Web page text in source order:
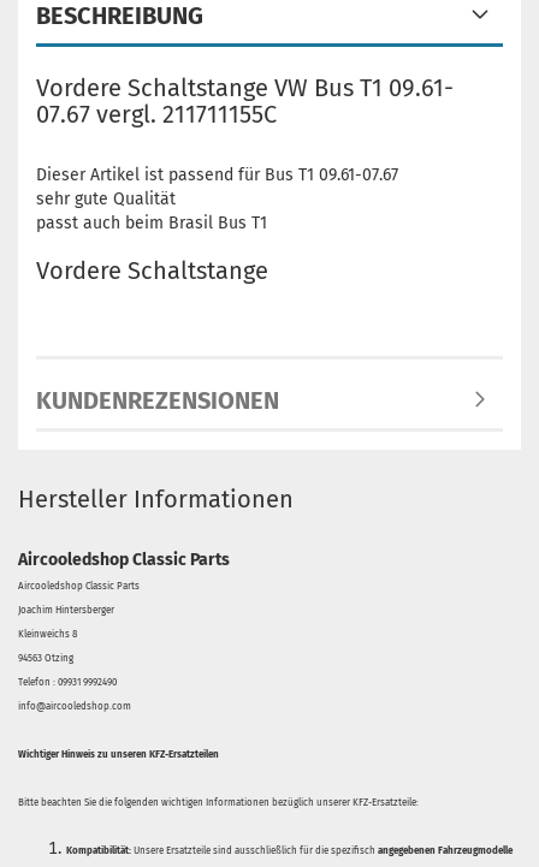
BESCHREIBUNG
Vordere Schaltstange VW Bus T1 09.61-
07.67 vergl. 211711155C
Dieser Artikel ist passend für Bus T1 09.61-07.67
sehr gute Qualität
passt auch beim Brasil Bus T1
Vordere Schaltstange
KUNDENREZENSIONEN
Hersteller Informationen
Aircooledshop Classic Parts
Aircooledshop Classic Parts
Joachim Hintersberger
Kleinweichs 8
94563 Otzing
Telefon : 09931 9992490
info@aircooledshop.com
Wichtiger Hinweis zu unseren KFZ-Ersatzteilen
Bitte beachten Sie die folgenden wichtigen Informationen bezüglich unserer KFZ-Ersatzteile:
Kompatibilität: Unsere Ersatzteile sind ausschließlich für die spezifisch angegebenen Fahrzeugmodelle